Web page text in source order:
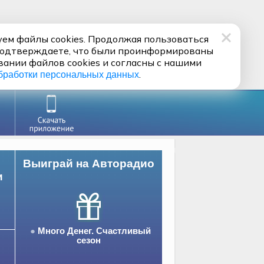
Выиграй на Авторадио
Много Денег. Счастливый
сезон
файлы cookies. Продолжая пользоваться
что были проинформированы
файлов cookies и согласны с нашими
персональных данных.